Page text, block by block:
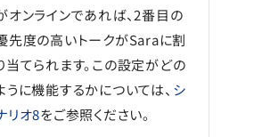
オンラインであれば、2番目の
先度の高いトークがSaraに割
当てられます。この設定がどの
うに機能するかについては、 シ
リオ8をご参照ください。